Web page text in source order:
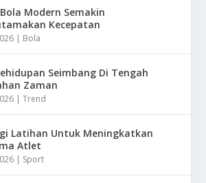
Modern Semakin
Kecepatan
| Bola
Seimbang Di Tengah
Zaman
|Trend
Latihan Untuk Meningkatkan
Atlet
| Sport